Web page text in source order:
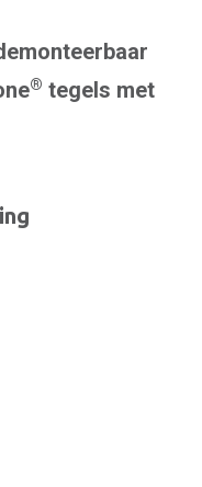
® tegels met